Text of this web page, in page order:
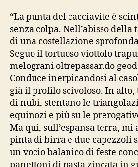
“La punta del cacciavite è
senza colpa. Nell’abisso della
di una costellazione
Seguo il tortuoso viottolo
melograni oltrepassando
Conduce inerpicandosi al
già il profilo scivoloso. In alto,
di nubi, stentano le
equinozi e più su le
Ma qui, sull’espansa terra, mi
pinta di birra e due capezzoli
un vocio balanico di feste